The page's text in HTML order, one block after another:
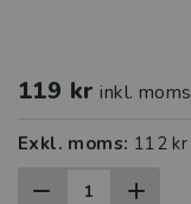
119 kr inkl. moms
Exkl. moms: 112 kr